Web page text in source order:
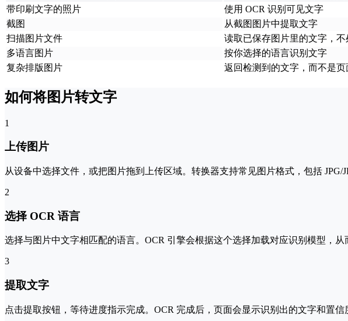
带印刷文字的照片
使用 OCR 识别可见文字
截图
从截图图片中提取文字
扫描图片文件
读取已保存图片里的文字，不
多语言图片
按你选择的语言识别文字
复杂排版图片
返回检测到的文字，而不是页
如何将图片转文字
1
上传图片
从设备中选择文件，或把图片拖到上传区域。转换器支持常见图片格式，包括 JPG/
2
选择 OCR 语言
选择与图片中文字相匹配的语言。OCR 引擎会根据这个选择加载对应识别模型，
3
提取文字
点击提取按钮，等待进度指示完成。OCR 完成后，页面会显示识别出的文字和置信